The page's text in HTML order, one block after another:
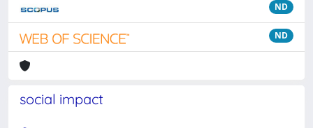
ND
ND
social impact